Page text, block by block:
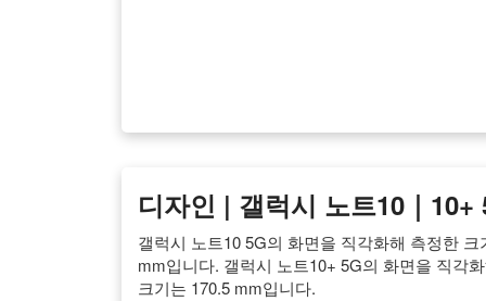
디자인 | 갤럭시 노트10｜
갤럭시 노트10 5G의 화면을 직각화해 측정한
mm입니다. 갤럭시 노트10+ 5G의 화면을 직각
크기는 170.5 mm입니다.